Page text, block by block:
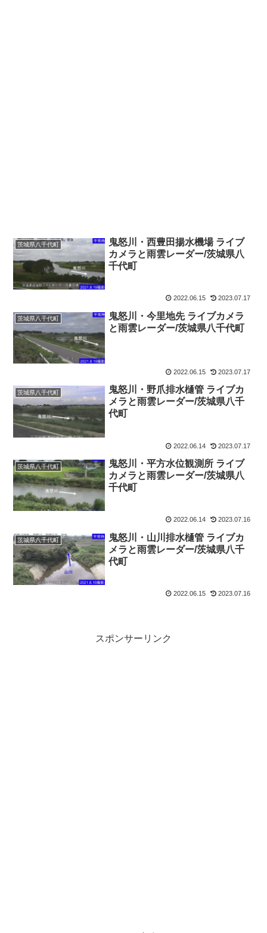
茨城県八千代町
鬼怒川・西豊田揚水機場 ライブ
カメラと雨雲レーダー/茨城県八
千代町
2022.06.15 2023.07.17
茨城県八千代町
鬼怒川・今里地先 ライブカメラ
と雨雲レーダー/茨城県八千代町
2022.06.15 2023.07.17
茨城県八千代町
鬼怒川・野爪排水樋管 ライブカ
メラと雨雲レーダー/茨城県八千
代町
2022.06.14 2023.07.17
茨城県八千代町
鬼怒川・平方水位観測所 ライブ
カメラと雨雲レーダー/茨城県八
千代町
2022.06.14 2023.07.16
茨城県八千代町
鬼怒川・山川排水樋管 ライブカ
メラと雨雲レーダー/茨城県八千
代町
2022.06.15 2023.07.16
スポンサーリンク